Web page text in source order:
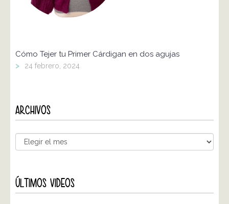
Cómo Tejer tu Primer Cárdigan en dos agujas
> 24 febrero, 2024
ARCHIVOS
ÚLTIMOS VIDEOS